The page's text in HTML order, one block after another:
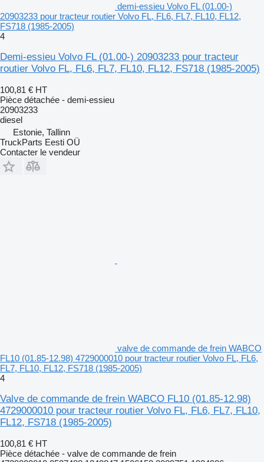
demi-essieu Volvo FL (01.00-)
20903233 pour tracteur routier Volvo FL, FL6, FL7, FL10, FL12,
FS718 (1985-2005)
4
Demi-essieu Volvo FL (01.00-) 20903233 pour tracteur
routier Volvo FL, FL6, FL7, FL10, FL12, FS718 (1985-2005)
100,81 € HT
Pièce détachée - demi-essieu
20903233
diesel
Estonie, Tallinn
TruckParts Eesti OÜ
Contacter le vendeur
valve de commande de frein WABCO
FL10 (01.85-12.98) 4729000010 pour tracteur routier Volvo FL, FL6,
FL7, FL10, FL12, FS718 (1985-2005)
4
Valve de commande de frein WABCO FL10 (01.85-12.98)
4729000010 pour tracteur routier Volvo FL, FL6, FL7, FL10,
FL12, FS718 (1985-2005)
100,81 € HT
Pièce détachée - valve de commande de frein